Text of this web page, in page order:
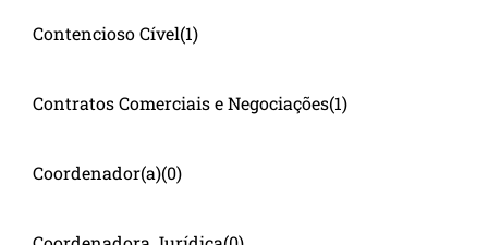
Contencioso Cível(1)
Contratos Comerciais e Negociações(1)
Coordenador(a)(0)